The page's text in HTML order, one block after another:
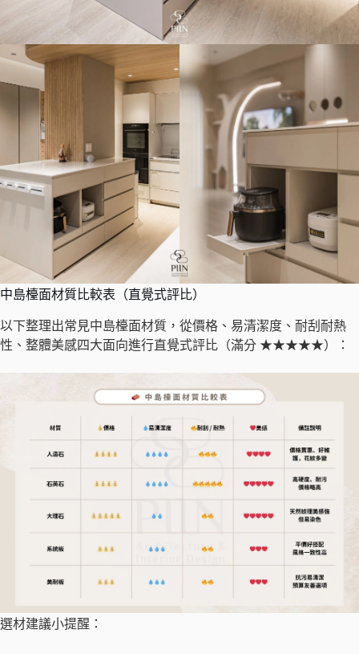
中島檯面材質比較表（直覺式評比）
以下整理出常見中島檯面材質，從價格、易清潔度、耐刮耐熱
性、整體美感四大面向進行直覺式評比（滿分 ★★★★★）：
選材建議小提醒：